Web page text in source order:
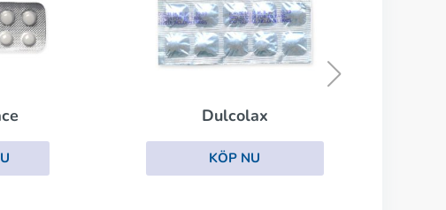
Hytrin